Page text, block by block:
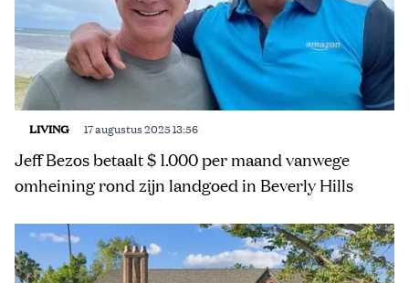
LIVING 17 augustus 2025 13:56
Jeff Bezos betaalt $ 1.000 per maand vanwege
omheining rond zijn landgoed in Beverly Hills